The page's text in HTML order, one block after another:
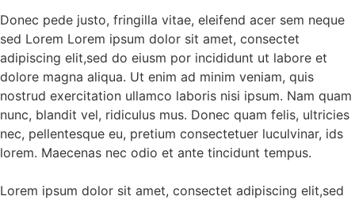
Donec pede justo, fringilla vitae, eleifend acer sem neque
sed Lorem Lorem ipsum dolor sit amet, consectet
adipiscing elit,sed do eiusm por incididunt ut labore et
dolore magna aliqua. Ut enim ad minim veniam, quis
nostrud exercitation ullamco laboris nisi ipsum. Nam quam
nunc, blandit vel, ridiculus mus. Donec quam felis, ultricies
nec, pellentesque eu, pretium consectetuer luculvinar, ids
lorem. Maecenas nec odio et ante tincidunt tempus.
Lorem ipsum dolor sit amet, consectet adipiscing elit,sed